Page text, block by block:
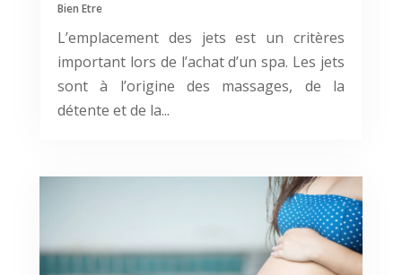
Bien Etre
L’emplacement des jets est un critères
important lors de l’achat d’un spa. Les jets
sont à l’origine des massages, de la
détente et de la...